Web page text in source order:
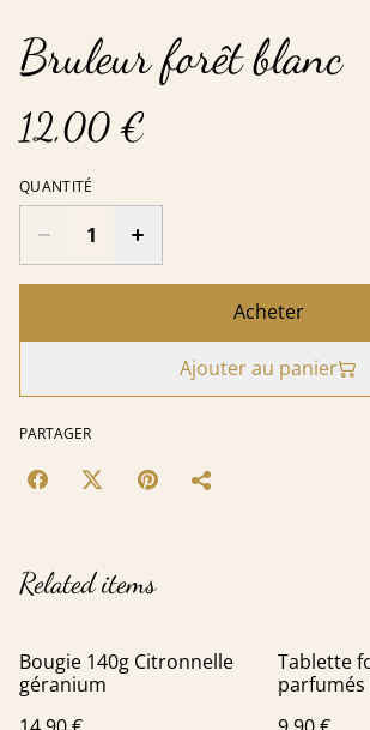
Bruleur forêt blanc
12,00 €
QUANTITÉ
Acheter
Ajouter au panier
PARTAGER
Related items
Bougie 140g Citronnelle
géranium
Tablette
parfumés